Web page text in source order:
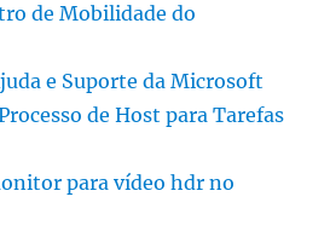
de Mobilidade do
e Suporte da Microsoft
de Host para Tarefas
para vídeo hdr no